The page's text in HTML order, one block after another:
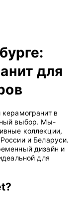
для
в
выбор. Мы-
коллекции,
и Беларуси.
дизайн и
для